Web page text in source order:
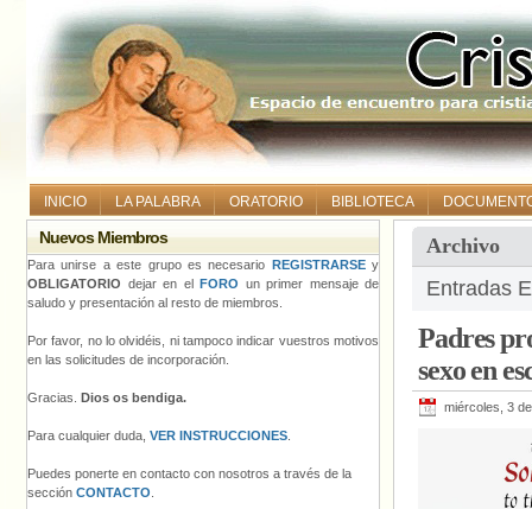
INICIO LA PALABRA ORATORIO BIBLIOTECA
Archivo
Entradas
Padres
sexo en
miércoles, 3
Nuevos Miembros
Para unirse a este grupo es necesario REGISTRARSEy
OBLIGATORIO dejar en el FORO un primer mensaje de
saludo y presentación al resto de miembros.
Por favor, no lo olvidéis, ni tampoco indicar vuestros motivos
en las solicitudes de incorporación.
Gracias. Dios os bendiga.
Para cualquier duda, VER INSTRUCCIONES
Puedes ponerte en contacto con nosotros a través de la
sección CONTACTO